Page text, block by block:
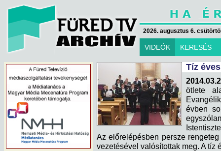
2026. augusztus 6.
VIDEÓK KERESÉS
Tíz
ötlete
évben
Az előrelépésben persze
vezetésével valósítottak meg. A tíz